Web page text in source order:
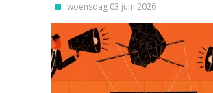
woensdag 03 juni 2026